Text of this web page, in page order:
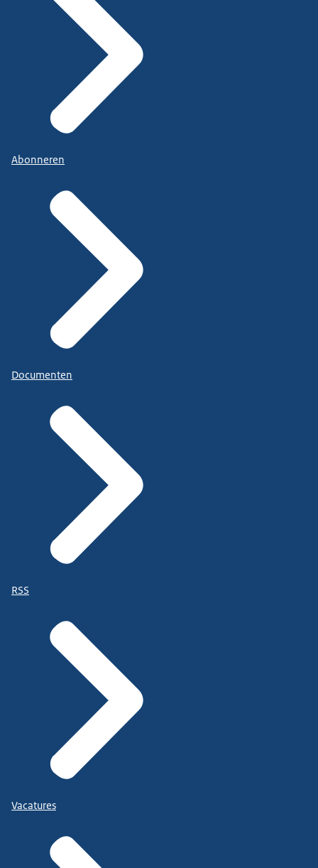
Abonneren
Documenten
RSS
Vacatures